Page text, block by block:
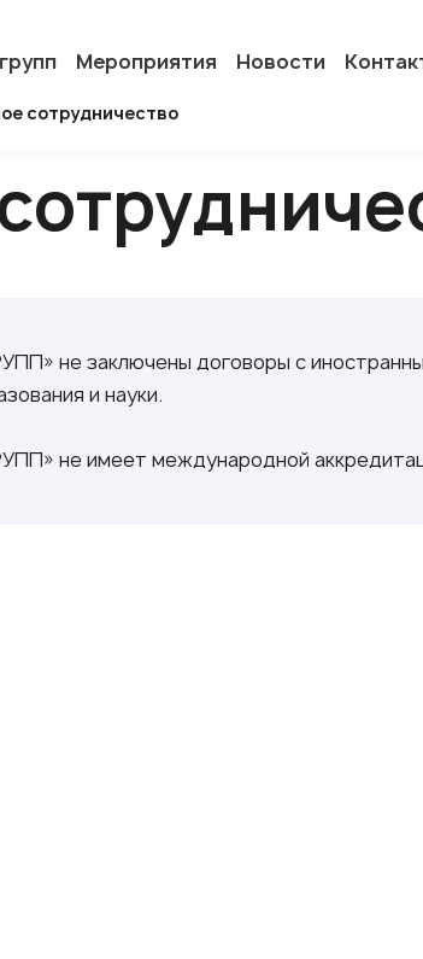
Мероприятия Новости
сотрудничество
не заключены договоры с
и науки.
не имеет международной